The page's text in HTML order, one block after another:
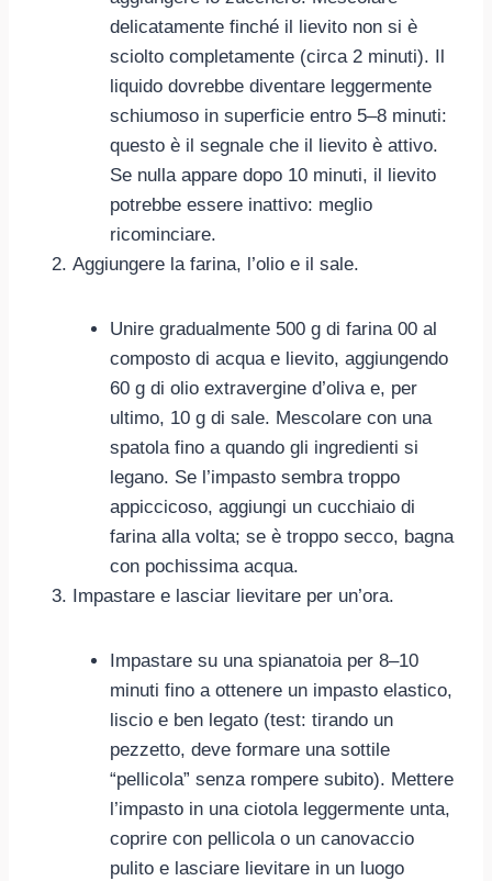
delicatamente finché il lievito non si è
sciolto completamente (circa 2 minuti). Il
liquido dovrebbe diventare leggermente
schiumoso in superficie entro 5–8 minuti:
questo è il segnale che il lievito è attivo.
Se nulla appare dopo 10 minuti, il lievito
potrebbe essere inattivo: meglio
ricominciare.
Aggiungere la farina, l’olio e il sale.
Unire gradualmente 500 g di farina 00 al
composto di acqua e lievito, aggiungendo
60 g di olio extravergine d’oliva e, per
ultimo, 10 g di sale. Mescolare con una
spatola fino a quando gli ingredienti si
legano. Se l’impasto sembra troppo
appiccicoso, aggiungi un cucchiaio di
farina alla volta; se è troppo secco, bagna
con pochissima acqua.
Impastare e lasciar lievitare per un’ora.
Impastare su una spianatoia per 8–10
minuti fino a ottenere un impasto elastico,
liscio e ben legato (test: tirando un
pezzetto, deve formare una sottile
“pellicola” senza rompere subito). Mettere
l’impasto in una ciotola leggermente unta,
coprire con pellicola o un canovaccio
pulito e lasciare lievitare in un luogo